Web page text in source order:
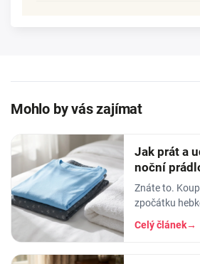
Mohlo by vás zajímat
Jak prát a
noční
měkká
Znáte to.
zpočátku
něm usínáte s
luxusu. Po
Celý článek→